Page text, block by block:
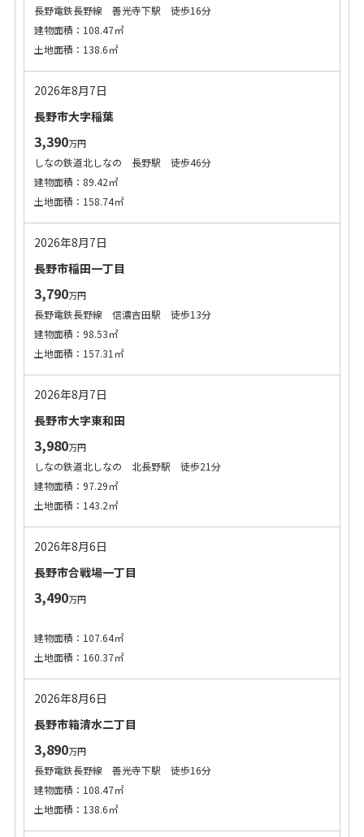
長野電鉄長野線 善光寺下駅 徒歩16分
建物面積：108.47㎡
土地面積：138.6㎡
2026年8月7日
長野市大字稲葉
3,390万円
しなの鉄道北しなの 長野駅 徒歩46分
建物面積：89.42㎡
土地面積：158.74㎡
2026年8月7日
長野市稲田一丁目
3,790万円
長野電鉄長野線 信濃吉田駅 徒歩13分
建物面積：98.53㎡
土地面積：157.31㎡
2026年8月7日
長野市大字東和田
3,980万円
しなの鉄道北しなの 北長野駅 徒歩21分
建物面積：97.29㎡
土地面積：143.2㎡
2026年8月6日
長野市合戦場一丁目
3,490万円
建物面積：107.64㎡
土地面積：160.37㎡
2026年8月6日
長野市箱清水二丁目
3,890万円
長野電鉄長野線 善光寺下駅 徒歩16分
建物面積：108.47㎡
土地面積：138.6㎡